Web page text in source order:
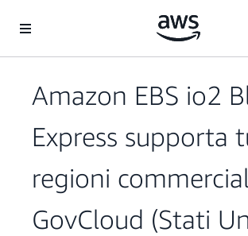
Amazon EBS io2
Express supporta
regioni
GovCloud (Stati